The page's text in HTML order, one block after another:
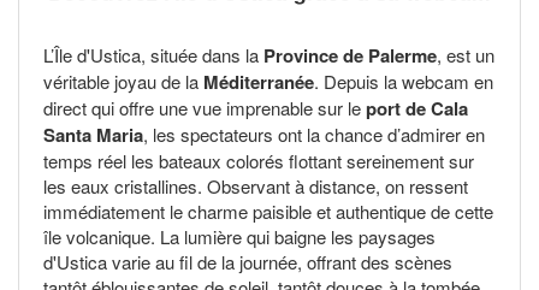
L’Île d'Ustica, située dans la Province de Palerme, est un
véritable joyau de la Méditerranée. Depuis la webcam en
direct qui offre une vue imprenable sur leport de Cala
Santa Maria, les spectateurs ont la chance d’admirer en
temps réel les bateaux colorés flottant sereinement sur
les eaux cristallines. Observant à distance, on ressent
immédiatement le charme paisible et authentique de cette
île volcanique. La lumière qui baigne les paysages
d'Ustica varie au fil de la journée, offrant des scènes